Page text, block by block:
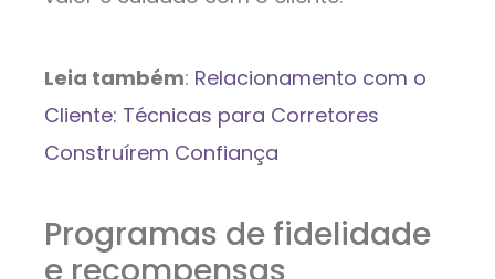
Leia também: Relacionamento com o
Cliente: Técnicas para Corretores
Construírem Confiança
Programas de fidelidade